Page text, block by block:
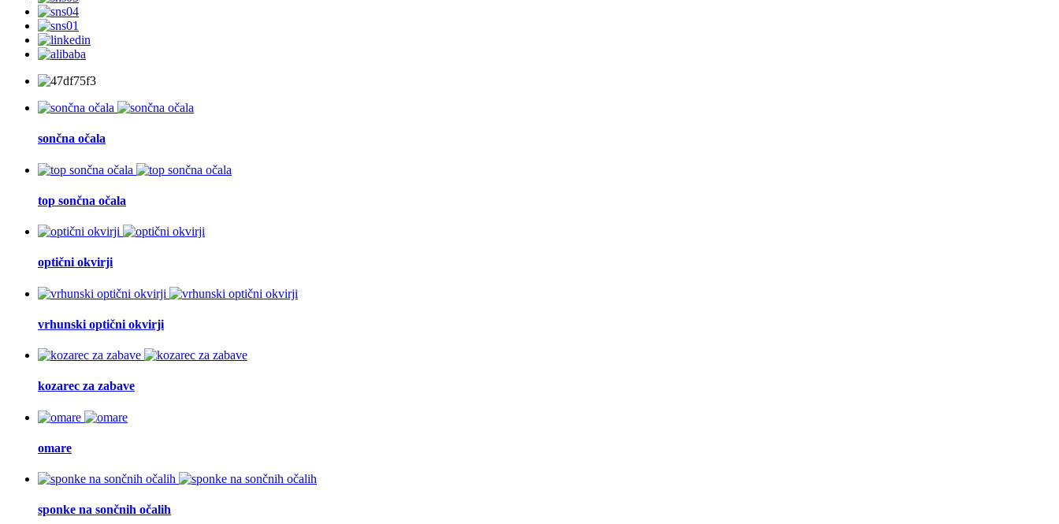
sončna očala
top sončna očala
optični okvirji
vrhunski optični okvirji
kozarec za zabave
omare
sponke na sončnih očalih